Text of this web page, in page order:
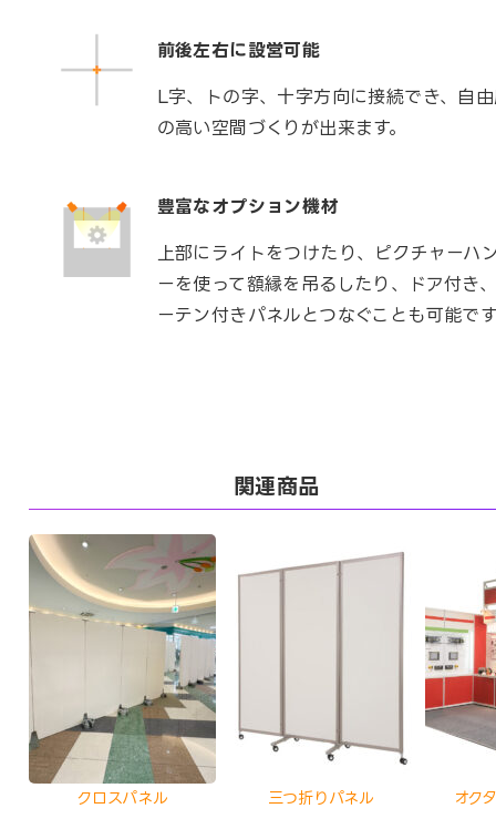
前後左右に設営可能
L字、トの字、十字方向に接続でき、自
の高い空間づくりが出来ます。
豊富なオプション機材
上部にライトをつけたり、ピクチャーハ
ーを使って額縁を吊るしたり、ドア付き
ーテン付きパネルとつなぐことも可能で
関連商品
クロスパネル 三つ折りパネル オク